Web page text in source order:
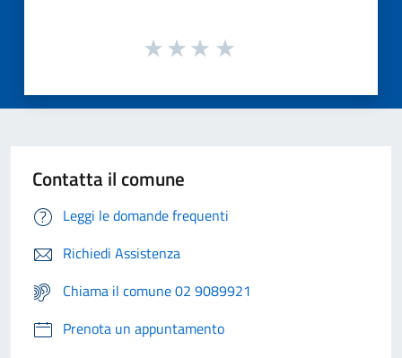
Contatta il comune
Leggi le domande frequenti
Richiedi Assistenza
Chiama il comune 02 9089921
Prenota un appuntamento